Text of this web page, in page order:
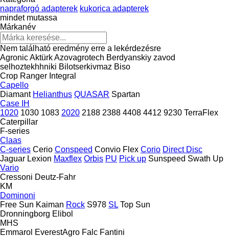
napraforgó adapterek kukorica adapterek
mindet mutassa
Márkanév
Nem található eredmény erre a lekérdezésre
AgronicAktürkAzovagrotech Berdyanskiy zavod
selhoztekhhniki Bilotserkivmaz Biso
Crop Ranger Integral
Capello
Diamant Helianthus QUASAR Spartan
Case IH
1020 1030 1083 2020 2188 2388 4408 4412 9230 TerraFlex
Caterpillar
F-series
Claas
C-series Cerio Conspeed Convio Flex Corio Direct Disc
Jaguar Lexion Maxflex Orbis PU Pick up Sunspeed Swath Up
Vario
Cressoni Deutz-Fahr
KM
Dominoni
Free Sun Kaiman Rock S978 SL Top Sun
Dronningborg Elibol
MHS
Emmarol EverestAgro Falc Fantini